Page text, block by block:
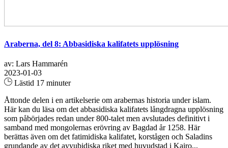
Araberna, del 8: Abbasidiska kalifatets upplösning
av: Lars Hammarén
2023-01-03
Lästid 17 minuter
Åttonde delen i en artikelserie om arabernas historia under islam.
Här kan du läsa om det abbasidiska kalifatets långdragna upplösning
som påbörjades redan under 800-talet men avslutades definitivt i
samband med mongolernas erövring av Bagdad år 1258. Här
berättas även om det fatimidiska kalifatet, korstågen och Saladins
grundande av det ayyubidiska riket med huvudstad i Kairo...